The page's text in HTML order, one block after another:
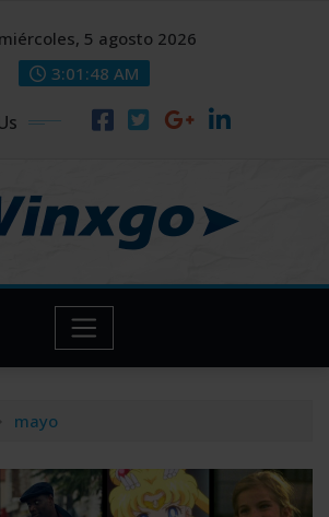
miércoles, 5 agosto 2026
3:01:49 AM
mayo